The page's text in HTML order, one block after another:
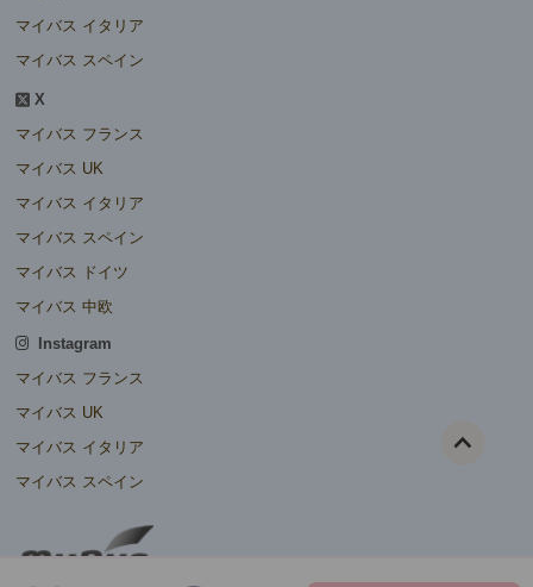
マイバス イタリア
マイバス スペイン
X
マイバス フランス
マイバス UK
マイバス イタリア
マイバス スペイン
マイバス ドイツ
マイバス 中欧
Instagram
マイバス フランス
マイバス UK
マイバス イタリア
マイバス スペイン